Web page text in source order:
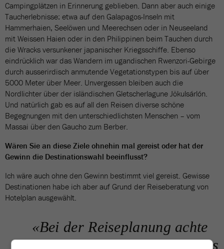
Campingplätzen in Erinnerung geblieben. Dann aber auch einige
Taucherlebnisse: etwa auf den Galapagos-Inseln mit
Hammerhaien, Seelöwen und Meerechsen oder in Neuseeland
mit Weissen Haien oder in den Philippinen beim Tauchen durch
die Wracks versunkener japanischer Kriegsschiffe. Ebenso
eindrücklich war das Wandern im ugandischen Rwenzori-Gebirge
durch ausserirdisch anmutende Vegetationstypen bis auf über
5000 Meter über Meer. Unvergessen bleiben auch die
Nordlichter über der isländischen Gletscherlagune Jökulsárlón.
Und natürlich gab es auf all den Reisen diverse schöne
Begegnungen mit den unterschiedlichsten Menschen – vom
Massai über den Gaucho zum Berber.
Wären Sie an diese Ziele ohnehin mal gereist oder hat der
Gewinn die Destinationswahl beeinflusst?
Ich wäre auch ohne den Gewinn bestimmt viel gereist. Gewisse
Destinationen habe ich aber auf Grund der Reiseberatung von
Hotelplan ausgewählt.
«Bei der Reiseplanung achte
ich grundsätzlich darauf, dass